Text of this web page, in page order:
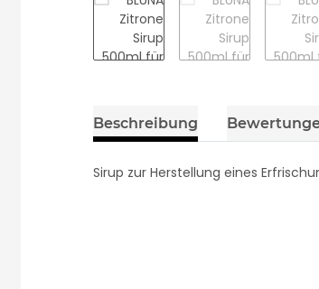
Beschreibung
Sirup zur Herstellung eines